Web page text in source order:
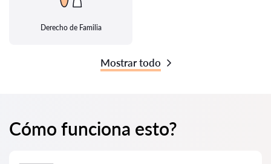
Derecho de Familia
Mostrar todo
Cómo funciona esto?